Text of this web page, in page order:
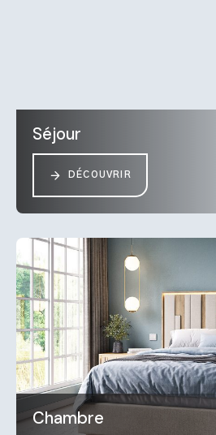
Séjour
DÉCOUVRIR
Chambre